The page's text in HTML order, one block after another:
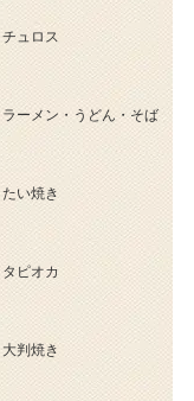
チュロス
ラーメン・うどん・そば
たい焼き
タピオカ
大判焼き